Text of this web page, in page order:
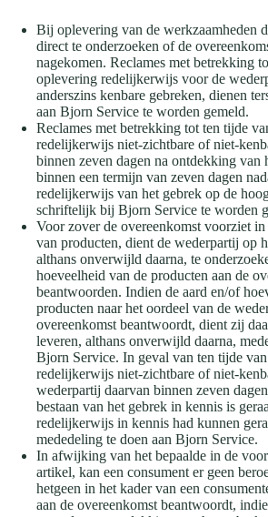
Bij oplevering van de werkzaamheden
direct te onderzoeken of de
nagekomen. Reclames met betrekking
oplevering redelijkerwijs voor de
anderszins kenbare gebreken, dienen
aan Bjorn Service te worden gemeld.
Reclames met betrekking tot ten tijde
redelijkerwijs niet-zichtbare of niet-
binnen zeven dagen na ontdekking van
binnen een termijn van zeven dagen
redelijkerwijs van het gebrek op de
schriftelijk bij Bjorn Service te worden
Voor zover de overeenkomst voorziet
van producten, dient de wederpartij op
althans onverwijld daarna, te
hoeveelheid van de producten aan de
beantwoorden. Indien de aard en/of
producten naar het oordeel van de
overeenkomst beantwoordt, dient zij
leveren, althans onverwijld daarna,
Bjorn Service. In geval van ten tijde
redelijkerwijs niet-zichtbare of niet-
wederpartij daarvan binnen zeven
bestaan van het gebrek in kennis is
redelijkerwijs in kennis had kunnen
mededeling te doen aan Bjorn Service.
In afwijking van het bepaalde in de
artikel, kan een consument er geen
hetgeen in het kader van een
aan de overeenkomst beantwoordt,